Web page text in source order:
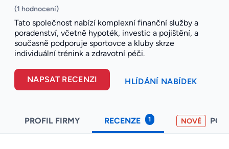
(1 hodnocení)
Tato společnost nabízí komplexní finanční služby a
poradenství, včetně hypoték, investic a pojištění, a
současně podporuje sportovce a kluby skrze
individuální trénink a zdravotní péči.
NAPSAT RECENZI HLÍDÁNÍ NABÍDEK
PROFIL FIRMY RECENZE 1 NOVÉ